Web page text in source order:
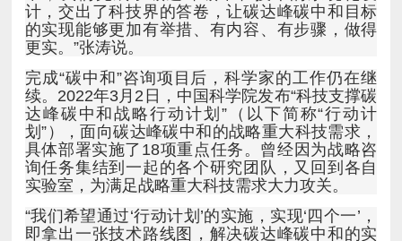
更实。”张涛说。
实验室，为满足战略重大科技需求大力攻关。